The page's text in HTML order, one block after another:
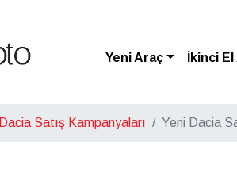
Yeni Araç İkinci El
Dacia Satış Kampanyaları Yeni Dacia